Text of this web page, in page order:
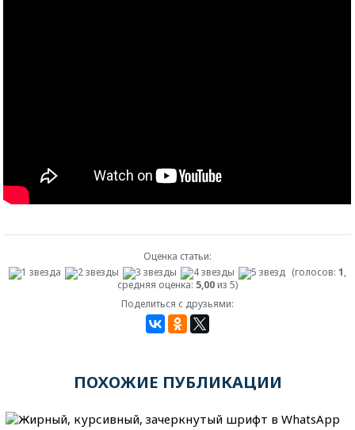
Оценка статьи:
(голосов: 1,
средняя оценка: 5,00 из 5)
Поделиться с друзьями:
ПОХОЖИЕ ПУБЛИКАЦИИ